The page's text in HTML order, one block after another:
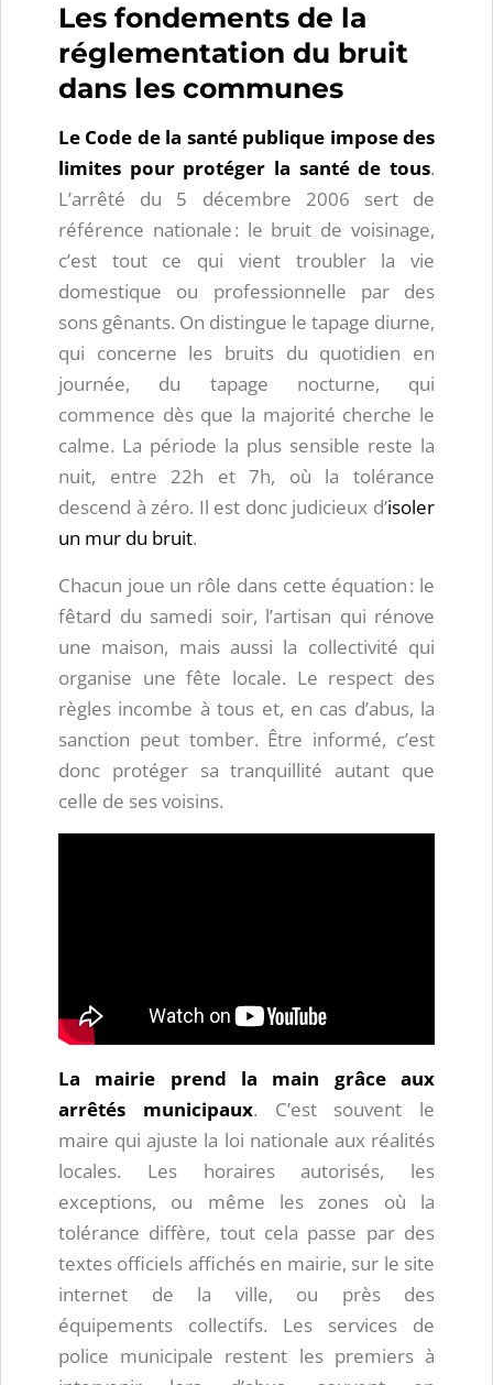
Les fondements de la
réglementation du bruit
dans les communes
Le Code de la santé publique impose des
limites pour protéger la santé de tous.
L’arrêté du 5 décembre 2006 sert de
référence nationale : le bruit de voisinage,
c’est tout ce qui vient troubler la vie
domestique ou professionnelle par des
sons gênants. On distingue le tapage diurne,
qui concerne les bruits du quotidien en
journée, du tapage nocturne, qui
commence dès que la majorité cherche le
calme. La période la plus sensible reste la
nuit, entre 22h et 7h, où la tolérance
descend à zéro. Il est donc judicieux d’isoler
un mur du bruit.
Chacun joue un rôle dans cette équation : le
fêtard du samedi soir, l’artisan qui rénove
une maison, mais aussi la collectivité qui
organise une fête locale. Le respect des
règles incombe à tous et, en cas d’abus, la
sanction peut tomber. Être informé, c’est
donc protéger sa tranquillité autant que
celle de ses voisins.
La mairie prend la main grâce aux
arrêtés municipaux. C’est souvent le
maire qui ajuste la loi nationale aux réalités
locales. Les horaires autorisés, les
exceptions, ou même les zones où la
tolérance diffère, tout cela passe par des
textes officiels affichés en mairie, sur le site
internet de la ville, ou près des
équipements collectifs. Les services de
police municipale restent les premiers à